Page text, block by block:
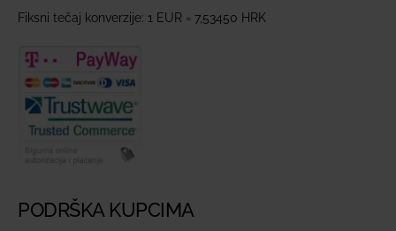
Fiksni tečaj konverzije: 1 EUR = 7,53450 HRK
PODRŠKA KUPCIMA